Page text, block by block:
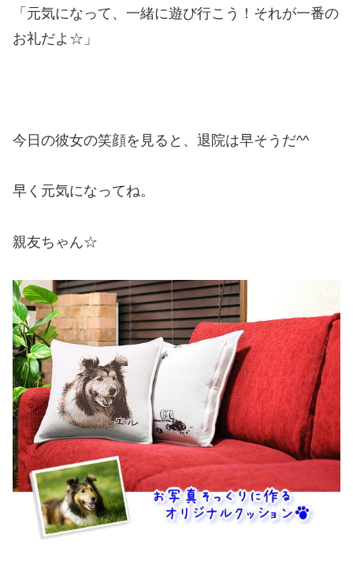
「元気になって、一緒に遊び行こう！それが一番の
お礼だよ☆」
今日の彼女の笑顔を見ると、退院は早そうだ^^
早く元気になってね。
親友ちゃん☆